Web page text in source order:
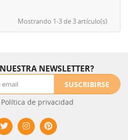
Mostrando 1-3 de 3 artículo(s)
NEWSLETTER?
SUSCRIBIRSE
Política de privacidad